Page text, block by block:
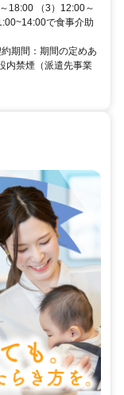
18:00 （3）12:00～
で食事介助
期間：期間の定めあ
内禁煙（派遣先事業